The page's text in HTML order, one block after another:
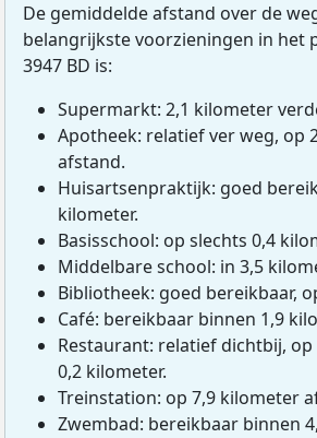
De gemiddelde afstand over de
belangrijkste voorzieningen in het
3947 BD is:
Supermarkt: 2,1 kilometer
Apotheek: relatief ver weg, op
afstand.
Huisartsenpraktijk: goed
kilometer.
Basisschool: op slechts 0,4
Middelbare school: in 3,5
Bibliotheek: goed bereikbaar,
Café: bereikbaar binnen 1,9
Restaurant: relatief dichtbij,
0,2 kilometer.
Treinstation: op 7,9 kilometer
Zwembad: bereikbaar binnen